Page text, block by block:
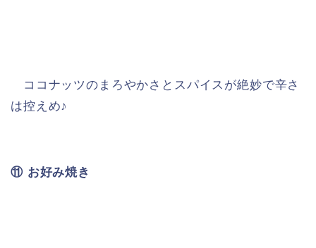
ココナッツのまろやかさとスパイスが絶妙で辛さ
は控えめ♪
⑪ お好み焼き